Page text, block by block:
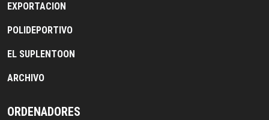
EXPORTACION
POLIDEPORTIVO
EL SUPLENTOON
ARCHIVO
ORDENADORES